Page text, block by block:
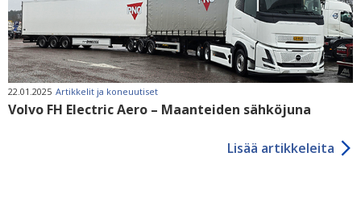
22.01.2025 Artikkelit ja koneuutiset
Volvo FH Electric Aero – Maanteiden sähköjuna
Lisää artikkeleita